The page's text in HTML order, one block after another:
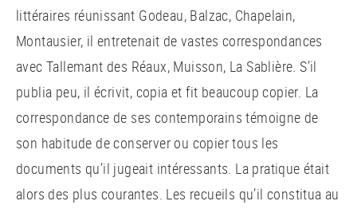
littéraires réunissant Godeau, Balzac, Chapelain,
Montausier, il entretenait de vastes correspondances
avec Tallemant des Réaux, Muisson, La Sablière. S’il
publia peu, il écrivit, copia et fit beaucoup copier. La
correspondance de ses contemporains témoigne de
son habitude de conserver ou copier tous les
documents qu’il jugeait intéressants. La pratique était
alors des plus courantes. Les recueils qu’il constitua au